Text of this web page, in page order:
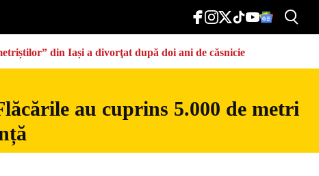
din Iași a divorţat după doi ani de căsnicie
au cuprins 5.000 de metri